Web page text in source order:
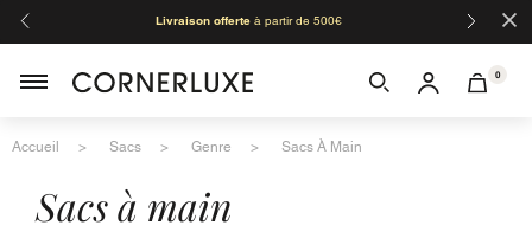
Livraison offerteà partir de 500€ ×
0
Accueil Sacs Genre Sacs À Main
sacs à main